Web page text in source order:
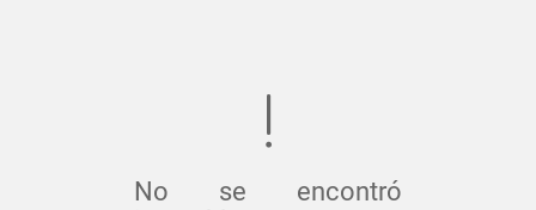
No se encontró